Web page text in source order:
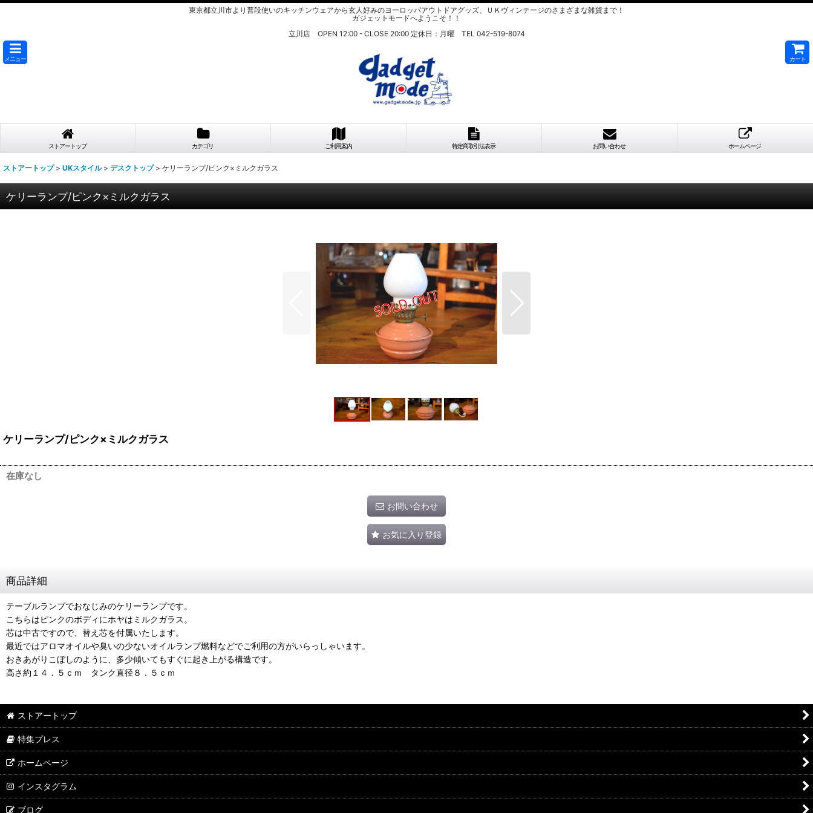
東京都立川市より普段使いのキッチンウェアから玄人好みのヨーロッパアウトドアグッズ、ＵＫヴィンテージのさまざまな雑貨まで！
ガジェットモードへようこそ！！
立川店 OPEN 12:00 - CLOSE 20:00 定休日：月曜 TEL 042-519-8074
メニュー カート
ストアートップ カテゴリ ご利用案内 特定商取引法表示 お問い合わせ ホームページ
ストアートップ > UKスタイル > デスクトップ > ケリーランプ/ピンク×ミルクガラス
ケリーランプ/ピンク×ミルクガラス
ケリーランプ/ピンク×ミルクガラス
在庫なし
お問い合わせ
お気に入り登録
商品詳細
テーブルランプでおなじみのケリーランプです。
こちらはピンクのボディにホヤはミルクガラス。
芯は中古ですので、替え芯を付属いたします。
最近ではアロマオイルや臭いの少ないオイルランプ燃料などでご利用の方がいらっしゃいます。
おきあがりこぼしのように、多少傾いてもすぐに起き上がる構造です。
高さ約１４．５ｃｍ タンク直径８．５ｃｍ
ストアートップ
特集プレス
ホームページ
インスタグラム
ブログ